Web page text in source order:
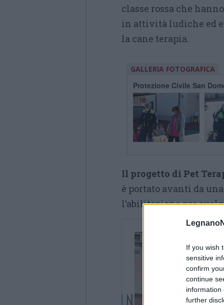
If you wish
sensitive
confirm
continue
information
further
classe rossa che
in attività ludiche ed
la cane terapia.
GALLERIA FOTOGRAFICA
Protezione Civile San
Il progetto di Pet
è portato avanti da
l’abilitazione per